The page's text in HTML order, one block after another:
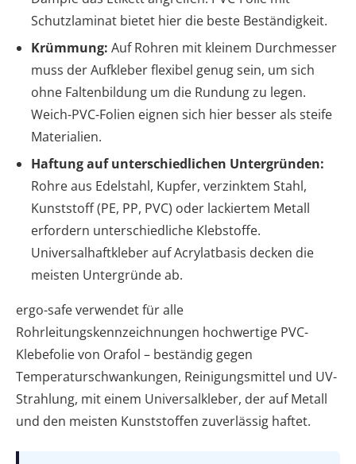
Schutzlaminat bietet hier die beste Beständigkeit.
Krümmung: Auf Rohren mit kleinem Durchmesser
muss der Aufkleber flexibel genug sein, um sich
ohne Faltenbildung um die Rundung zu legen.
Weich-PVC-Folien eignen sich hier besser als steife
Materialien.
Haftung auf unterschiedlichen Untergründen:
Rohre aus Edelstahl, Kupfer, verzinktem Stahl,
Kunststoff (PE, PP, PVC) oder lackiertem Metall
erfordern unterschiedliche Klebstoffe.
Universalhaftkleber auf Acrylatbasis decken die
meisten Untergründe ab.
ergo-safe verwendet für alle
Rohrleitungskennzeichnungen hochwertige PVC-
Klebefolie von Orafol – beständig gegen
Temperaturschwankungen, Reinigungsmittel und UV-
Strahlung, mit einem Universalkleber, der auf Metall
und den meisten Kunststoffen zuverlässig haftet.